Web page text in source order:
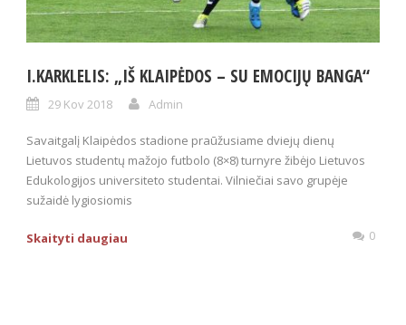
I.KARKLELIS: „IŠ KLAIPĖDOS – SU EMOCIJŲ BANGA“
29 Kov 2018 Admin
Savaitgalį Klaipėdos stadione praūžusiame dviejų dienų
Lietuvos studentų mažojo futbolo (8×8) turnyre žibėjo Lietuvos
Edukologijos universiteto studentai. Vilniečiai savo grupėje
sužaidė lygiosiomis
Skaityti daugiau 0